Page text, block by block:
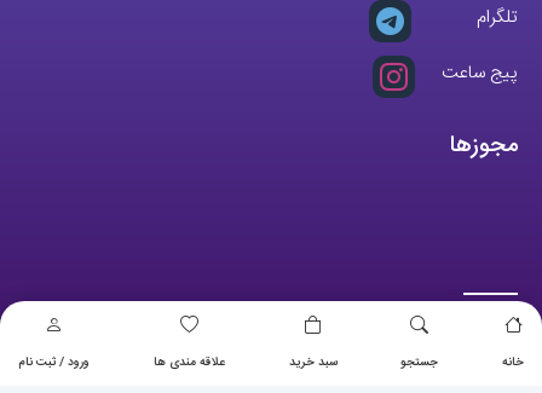
خانه جستجو سبد خرید علاقه مندی ها ورود / ثبت نام
تلگرام
پیج ساعت
مجوزها